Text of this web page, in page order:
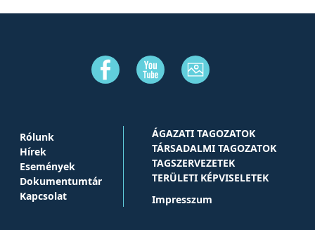
Rólunk
Hírek
Események
Dokumentumtár
Kapcsolat
ÁGAZATI TAGOZATOK
TÁRSADALMI TAGOZATOK
TAGSZERVEZETEK
TERÜLETI KÉPVISELETEK
Impresszum